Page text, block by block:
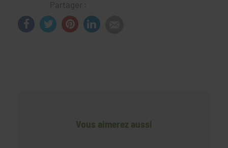
Partager :
Vous aimerez aussi